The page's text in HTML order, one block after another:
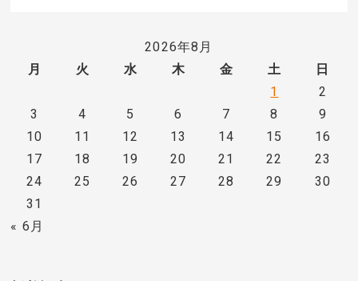
2026年8月
月
火 水 木 金 土
日
1
2
3
4 5 6 7 8
9
10
11 12 13 14 15
16
17
18 19 20 21 22
23
24
25 26 27 28 29
30
31
« 6月